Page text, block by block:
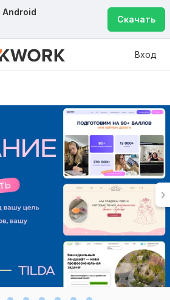
Android
Скачать
Вход